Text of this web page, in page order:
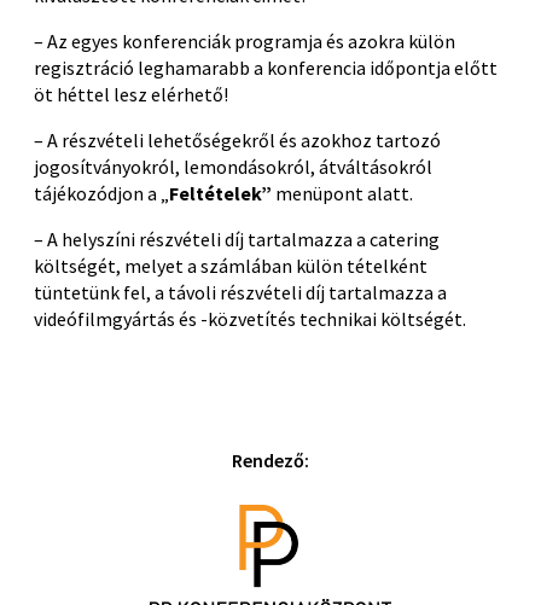
– Az egyes konferenciák programja és azokra külön
regisztráció leghamarabb a konferencia időpontja előtt
öt héttel lesz elérhető!
– A részvételi lehetőségekről és azokhoz tartozó
jogosítványokról, lemondásokról, átváltásokról
tájékozódjon a „Feltételek” menüpont alatt.
– A helyszíni részvételi díj tartalmazza a catering
költségét, melyet a számlában külön tételként
tüntetünk fel, a távoli részvételi díj tartalmazza a
videófilmgyártás és -közvetítés technikai költségét.
Rendező: